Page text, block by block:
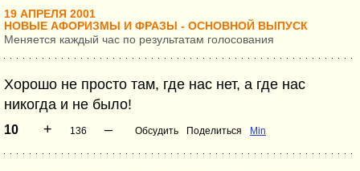
19 АПРЕЛЯ 2001
НОВЫЕ АФОРИЗМЫ И ФРАЗЫ - ОСНОВНОЙ ВЫПУСК
Меняется каждый час по результатам голосования
Хорошо не просто там, где нас нет, а где нас
никогда и не было!
10 + 136 – Обсудить Поделиться Min